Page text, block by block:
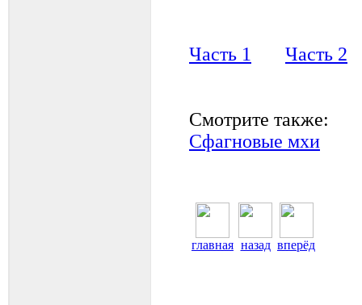
Часть 1 Часть 2
Смотрите также:
Сфагновые мхи
главная назад вперёд